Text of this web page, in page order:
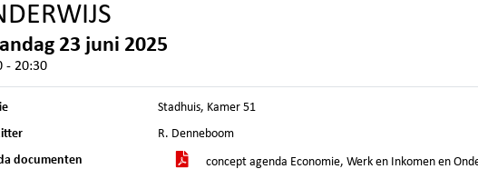
23 juni 2025
- 20:30
Stadhuis, Kamer 51
R. Denneboom
documenten
concept agenda Economie, Werk en Inkomen en